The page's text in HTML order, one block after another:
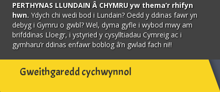
PERTHYNAS LLUNDAIN Â CHYMRU yw thema’r rhifyn
hwn. Ydych chi wedi bod i Lundain? Oedd y ddinas fawr yn
debyg i Gymru o gwbl? Wel, dyma gyfle i wybod mwy am
brifddinas Lloegr, i ystyried y cysylltiadau Cymreig ac i
gymharu’r ddinas enfawr boblogâ’n gwlad fach ni!!
Gweithgaredd cychwynnol